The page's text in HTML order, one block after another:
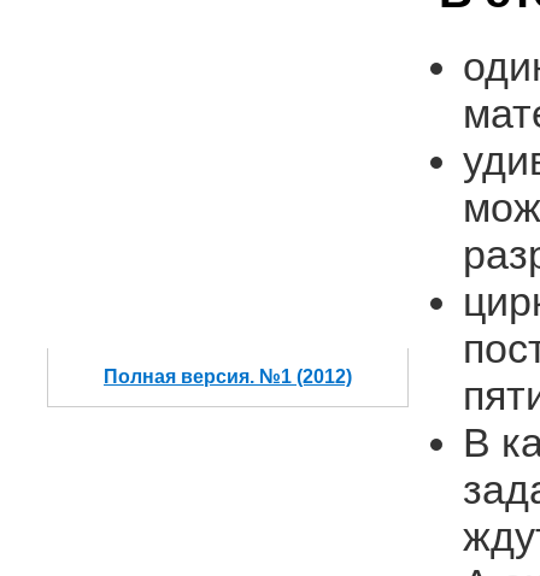
Полная версия. №1 (2012)
В